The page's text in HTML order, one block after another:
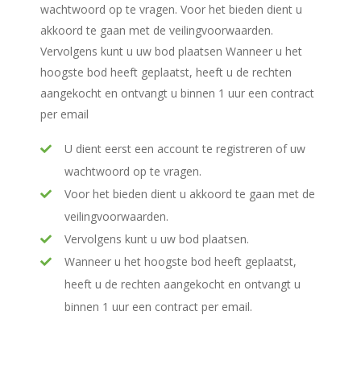
wachtwoord op te vragen. Voor het bieden dient u
akkoord te gaan met de veilingvoorwaarden.
Vervolgens kunt u uw bod plaatsen Wanneer u het
hoogste bod heeft geplaatst, heeft u de rechten
aangekocht en ontvangt u binnen 1 uur een contract
per email
U dient eerst een account te registreren of uw
wachtwoord op te vragen.
Voor het bieden dient u akkoord te gaan met de
veilingvoorwaarden.
Vervolgens kunt u uw bod plaatsen.
Wanneer u het hoogste bod heeft geplaatst,
heeft u de rechten aangekocht en ontvangt u
binnen 1 uur een contract per email.